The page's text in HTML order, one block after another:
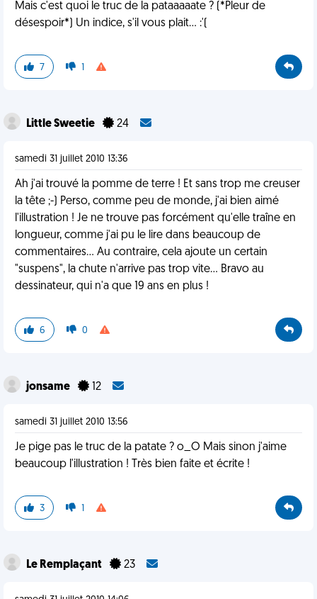
Mais c'est quoi le truc de la pataaaaate ? (*Pleur de
désespoir*) Un indice, s'il vous plait... :'(
7 1
Little Sweetie 24
samedi 31 juillet 2010 13:36
Ah j'ai trouvé la pomme de terre ! Et sans trop me creuser
la tête ;-) Perso, comme peu de monde, j'ai bien aimé
l'illustration ! Je ne trouve pas forcément qu'elle traîne en
longueur, comme j'ai pu le lire dans beaucoup de
commentaires... Au contraire, cela ajoute un certain
"suspens", la chute n'arrive pas trop vite... Bravo au
dessinateur, qui n'a que 19 ans en plus !
6 0
jonsame 12
samedi 31 juillet 2010 13:56
Je pige pas le truc de la patate ? o_O Mais sinon j'aime
beaucoup l'illustration ! Très bien faite et écrite !
3 1
Le Remplaçant 23